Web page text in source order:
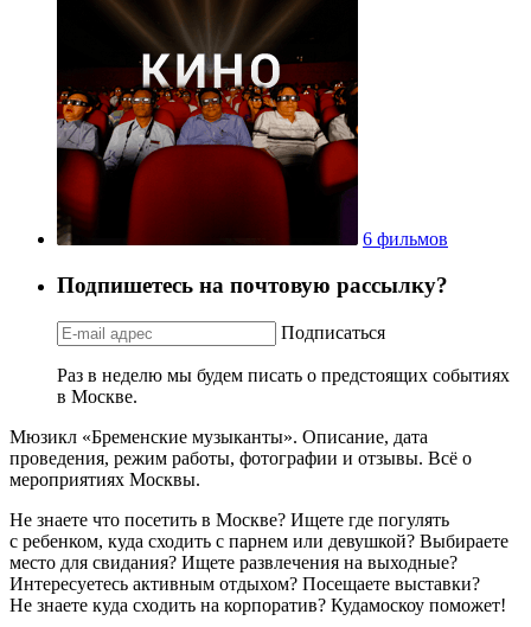
6 фильмов
Подпишетесь на почтовую рассылку?
Подписаться
Раз в неделю мы будем писать о предстоящих событиях
в Москве.
Мюзикл «Бременские музыканты». Описание, дата
проведения, режим работы, фотографии и отзывы. Всё о
мероприятиях Москвы.
Не знаете что посетить в Москве? Ищете где погулять
с ребенком, куда сходить с парнем или девушкой? Выбираете
место для свидания? Ищете развлечения на выходные?
Интересуетесь активным отдыхом? Посещаете выставки?
Не знаете куда сходить на корпоратив? Кудамоскоу поможет!